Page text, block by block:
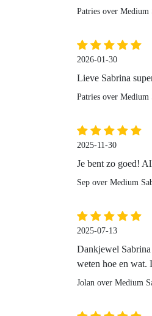
Patries over Medium
2026-01-30
Lieve Sabrina
Patries over Medium
2025-11-30
Je bent zo goed!
Sep over Medium
2025-07-13
Dankjewel
weten hoe en wat.
Jolan over Medium